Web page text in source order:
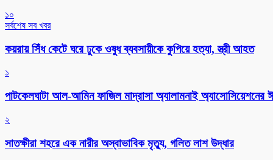
১০
সর্বশেষ সব খবর
কয়রায় সিঁধ কেটে ঘরে ঢুকে ওষুধ ব্যবসায়ীকে কুপিয়ে হত্যা, স্ত্রী আহত
১
পাটকেলঘাটা আল-আমিন ফাজিল মাদ্রাসা অ্যালামনাই অ্যাসোসিয়েশনের
২
সাতক্ষীরা শহরে এক নারীর অস্বাভাবিক মৃত্যু, গলিত লাশ উদ্ধার